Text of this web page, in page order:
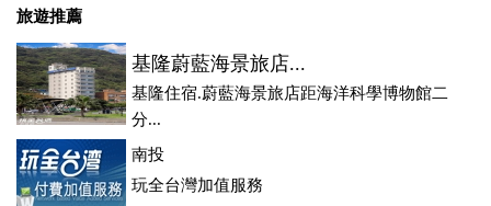
旅遊推薦
基隆蔚藍海景旅店...
基隆住宿.蔚藍海景旅店距海洋科學博物館二
分...
南投
玩全台灣加值服務